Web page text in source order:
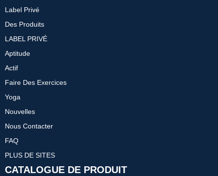
Label Privé
Des Produits
LABEL PRIVÉ
Aptitude
Actif
Faire Des Exercices
Yoga
Nouvelles
Nous Contacter
FAQ
PLUS DE SITES
CATALOGUE DE PRODUIT